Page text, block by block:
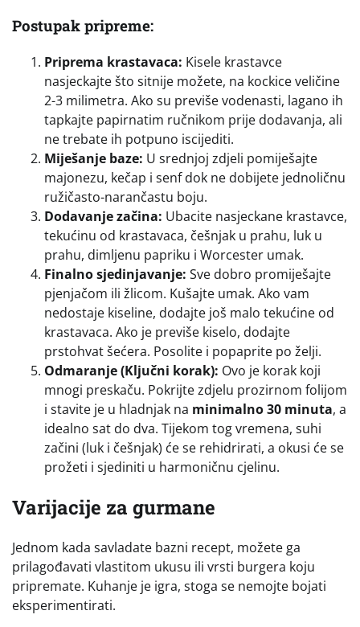
Postupak pripreme:
Priprema krastavaca: Kisele krastavce
nasjeckajte što sitnije možete, na kockice veličine
2-3 milimetra. Ako su previše vodenasti, lagano ih
tapkajte papirnatim ručnikom prije dodavanja, ali
ne trebate ih potpuno iscijediti.
Miješanje baze: U srednjoj zdjeli pomiješajte
majonezu, kečap i senf dok ne dobijete jednoličnu
ružičasto-narančastu boju.
Dodavanje začina: Ubacite nasjeckane krastavce,
tekućinu od krastavaca, češnjak u prahu, luk u
prahu, dimljenu papriku i Worcester umak.
Finalno sjedinjavanje: Sve dobro promiješajte
pjenjačom ili žlicom. Kušajte umak. Ako vam
nedostaje kiseline, dodajte još malo tekućine od
krastavaca. Ako je previše kiselo, dodajte
prstohvat šećera. Posolite i popaprite po želji.
Odmaranje (Ključni korak): Ovo je korak koji
mnogi preskaču. Pokrijte zdjelu prozirnom folijom
i stavite je u hladnjak na minimalno 30 minuta, a
idealno sat do dva. Tijekom tog vremena, suhi
začini (luk i češnjak) će se rehidrirati, a okusi će se
prožeti i sjediniti u harmoničnu cjelinu.
Varijacije za gurmane
Jednom kada savladate bazni recept, možete ga
prilagođavati vlastitom ukusu ili vrsti burgera koju
pripremate. Kuhanje je igra, stoga se nemojte bojati
eksperimentirati.